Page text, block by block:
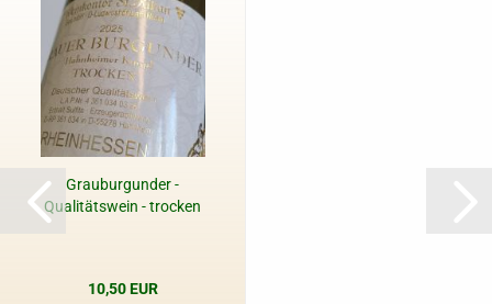
Grauburgunder -
Qualitätswein - trocken
10,50 EUR